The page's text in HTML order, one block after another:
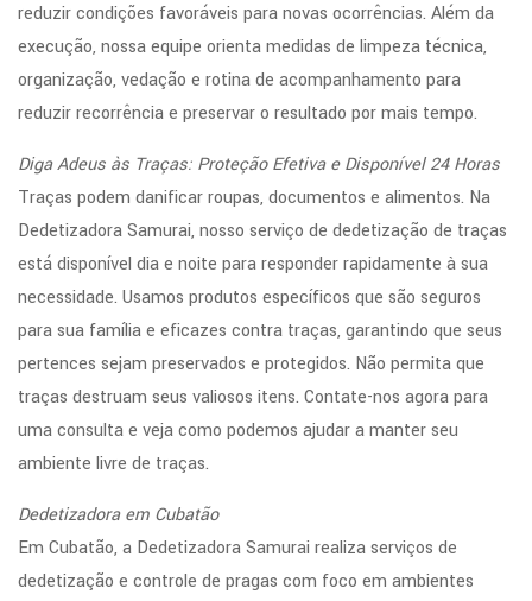
reduzir condições favoráveis para novas ocorrências. Além da
execução, nossa equipe orienta medidas de limpeza técnica,
organização, vedação e rotina de acompanhamento para
reduzir recorrência e preservar o resultado por mais tempo.
Diga Adeus às Traças: Proteção Efetiva e Disponível 24 Horas
Traças podem danificar roupas, documentos e alimentos. Na
Dedetizadora Samurai, nosso serviço de dedetização de traças
está disponível dia e noite para responder rapidamente à sua
necessidade. Usamos produtos específicos que são seguros
para sua família e eficazes contra traças, garantindo que seus
pertences sejam preservados e protegidos. Não permita que
traças destruam seus valiosos itens. Contate-nos agora para
uma consulta e veja como podemos ajudar a manter seu
ambiente livre de traças.
Dedetizadora em Cubatão
Em Cubatão, a Dedetizadora Samurai realiza serviços de
dedetização e controle de pragas com foco em ambientes